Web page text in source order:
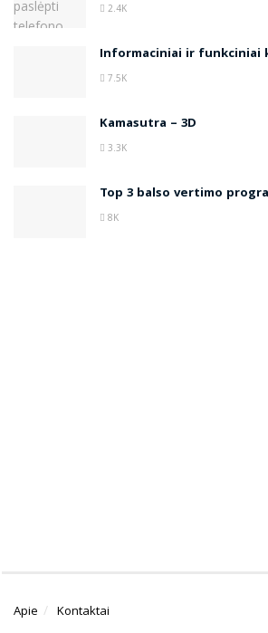
2.4K
Informaciniai ir funkciniai
7.5K
Kamasutra – 3D
3.3K
Top 3 balso vertimo
8K
Apie Kontaktai